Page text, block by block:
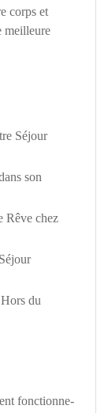
corps et
meilleure
Séjour
son
Rêve chez
du
fonctionne-